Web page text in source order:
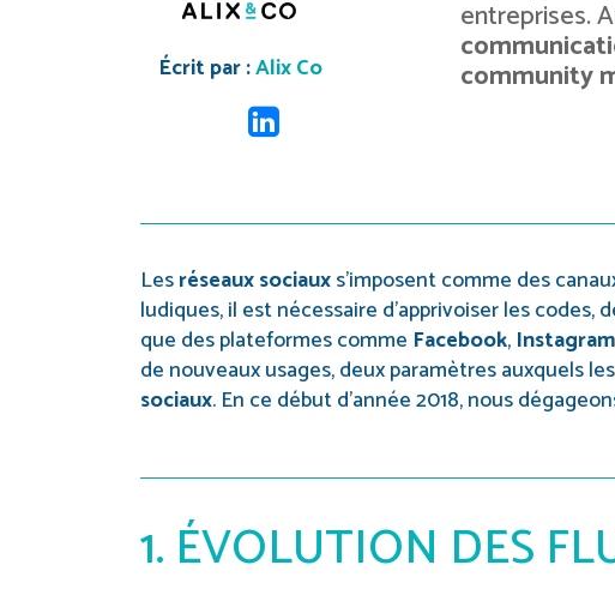
Écrit par :Alix Co
entreprises.
community
Lesréseaux sociauxs’imposent comme des
ludiques, il est nécessaire d’apprivoiser les
que des plateformes comme Facebook, Instagram
de nouveaux usages, deux paramètres auxquels les
sociaux. En ce début d’année 2018, nous
1. ÉVOLUTION DES